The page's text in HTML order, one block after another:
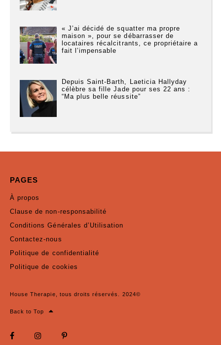
« J’ai décidé de squatter ma propre
maison », pour se débarrasser de
locataires récalcitrants, ce propriétaire a
fait l’impensable
Depuis Saint-Barth, Laeticia Hallyday
célèbre sa fille Jade pour ses 22 ans :
“Ma plus belle réussite”
PAGES
À propos
Clause de non-responsabilité
Conditions Générales d’Utilisation
Contactez-nous
Politique de confidentialité
Politique de cookies
House Therapie, tous droits réservés. 2024©
Back to Top